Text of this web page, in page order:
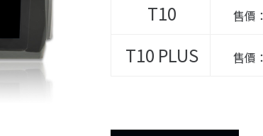
T10 售價：
T10 PLUS 售價：